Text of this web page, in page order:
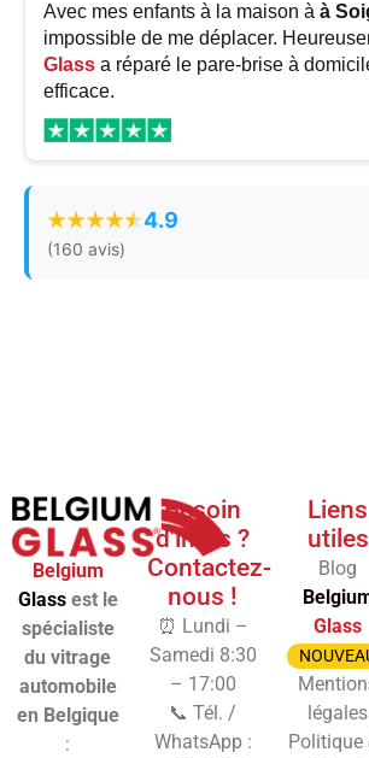
Avec mes enfants à la maison à à
impossible de me déplacer.
Glass a réparé le pare-brise à
efficace.
4.9
(160 avis)
Belgium
Glassest le
spécialiste
du vitrage
automobile
en Belgique
:
Besoin
d'infos ?
Contactez-
nous !
⏰ Lundi –
Samedi 8:30
– 17:00
📞 Tél. /
WhatsApp :
Liens
utiles
Blog
Glass
légales
Politique